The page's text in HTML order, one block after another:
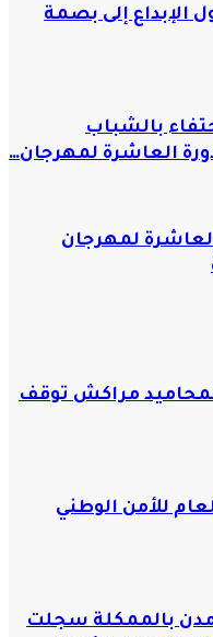
الإبداع إلى بصمة
بالشباب
العاشرة لمهرجان…
لمهرجان
مراكش توقف
للأمن الوطني
مدن بالممكلة سجلت